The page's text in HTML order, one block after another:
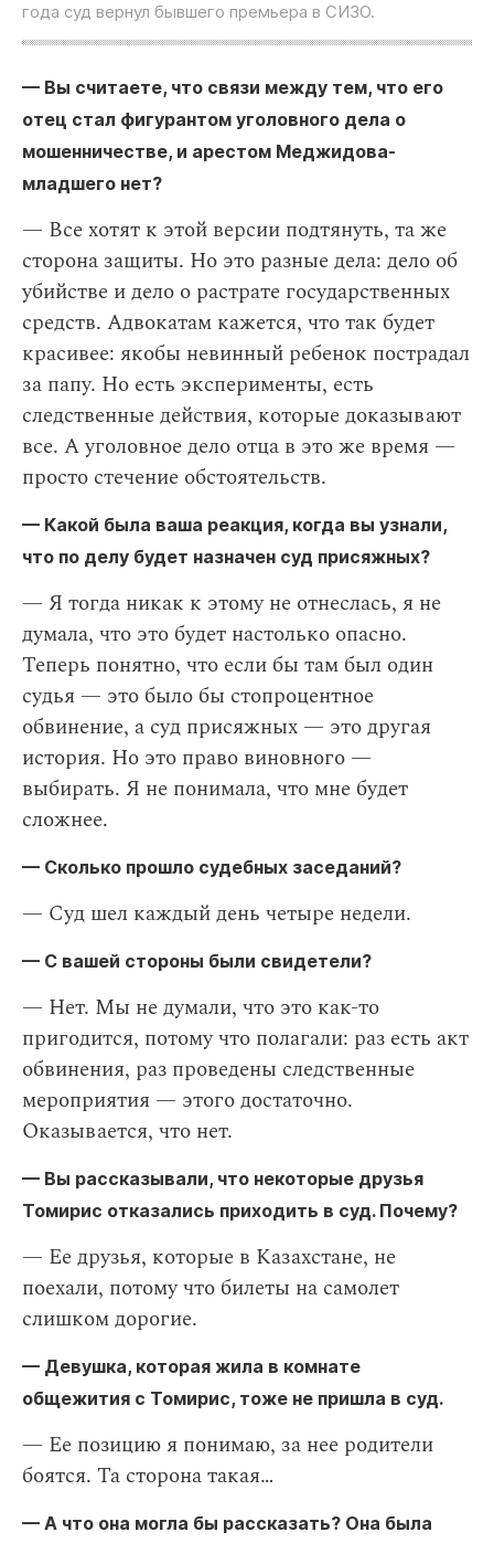
года суд вернул бывшего премьера в СИЗО.
— Вы считаете, что связи между тем, что его
отец стал фигурантом уголовного дела о
мошенничестве, и арестом Меджидова-
младшего нет?
— Все хотят к этой версии подтянуть, та же
сторона защиты. Но это разные дела: дело об
убийстве и дело о растрате государственных
средств. Адвокатам кажется, что так будет
красивее: якобы невинный ребенок пострадал
за папу. Но есть эксперименты, есть
следственные действия, которые доказывают
все. А уголовное дело отца в это же время —
просто стечение обстоятельств.
— Какой была ваша реакция, когда вы узнали,
что по делу будет назначен суд присяжных?
— Я тогда никак к этому не отнеслась, я не
думала, что это будет настолько опасно.
Теперь понятно, что если бы там был один
судья — это было бы стопроцентное
обвинение, а суд присяжных — это другая
история. Но это право виновного —
выбирать. Я не понимала, что мне будет
сложнее.
— Сколько прошло судебных заседаний?
— Суд шел каждый день четыре недели.
— С вашей стороны были свидетели?
— Нет. Мы не думали, что это как-то
пригодится, потому что полагали: раз есть акт
обвинения, раз проведены следственные
мероприятия — этого достаточно.
Оказывается, что нет.
— Вы рассказывали, что некоторые друзья
Томирис отказались приходить в суд. Почему?
— Ее друзья, которые в Казахстане, не
поехали, потому что билеты на самолет
слишком дорогие.
— Девушка, которая жила в комнате
общежития с Томирис, тоже не пришла в суд.
— Ее позицию я понимаю, за нее родители
боятся. Та сторона такая…
— А что она могла бы рассказать? Она была